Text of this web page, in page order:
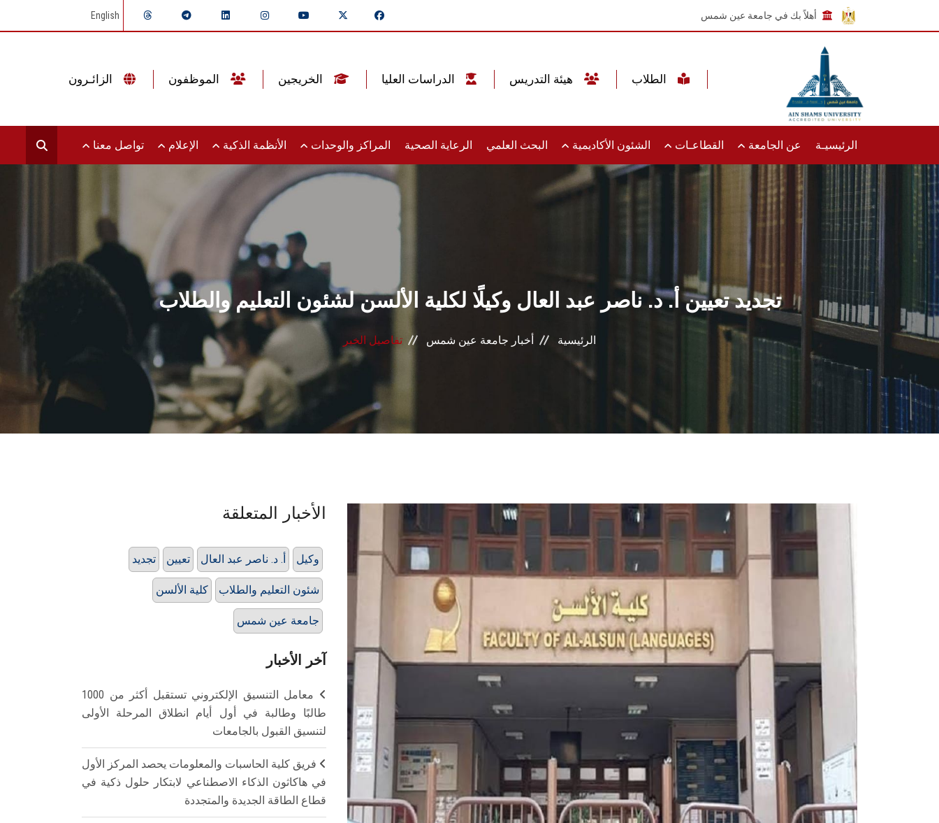
أهلاً بك في جامعة عين شمس English
الرئيسيـة عن الجامعة القطاعـات الشئون الأكاديمية البحث العلمي الرعاية الصحية المراكز والوحدات الأنظمة الذكية الإعلام تواصل معنا
تجديد تعيين أ. د. ناصر عبد العال وكيلًا لكلية الألسن لشئون التعليم والطلاب
الرئيسية أخبار جامعة عين شمس تفاصيل الخبر
الأخبار المتعلقة
تجديد تعيين أ. د. ناصر عبد العال وكيل
كلية الألسن شئون التعليم والطلاب
جامعة عين شمس
آخر الأخبار
معامل التنسيق الإلكتروني تستقبل أكثر من 1000
طالبًا وطالبة في أول أيام انطلاق المرحلة الأولى
لتنسيق القبول بالجامعات
فريق كلية الحاسبات والمعلومات يحصد المركز الأول
في هاكاثون الذكاء الاصطناعي لابتكار حلول ذكية في
قطاع الطاقة الجديدة والمتجددة